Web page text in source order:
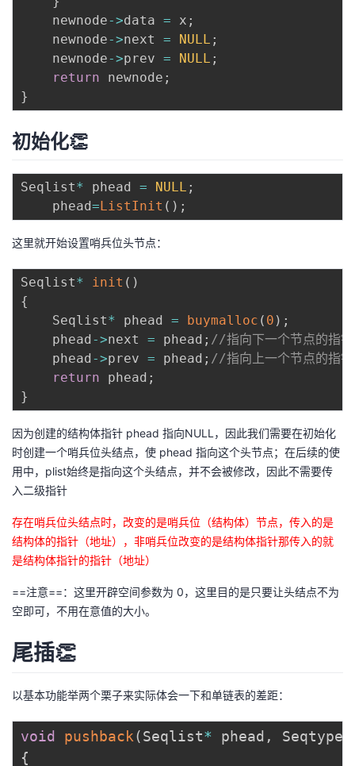
	newnode
->data = x ;
	newnode
->next = NULL ;
	newnode
->prev = NULL ;
return newnode ;
}
初始化👏
Seqlist* phead = NULL ;
	phead
= ListInit ( ) ;
这里就开始设置哨兵位头节点：
Seqlist* init ( )
{
	Seqlist
* phead = buymalloc ( 0 ) ;
	phead
->next = phead ; //指向下一个节点的指针
	phead
->prev = phead ; //指向上一个节点的指针
return phead ;
}
因为创建的结构体指针 phead 指向NULL，因此我们需要在初始化
时创建一个哨兵位头结点，使 phead 指向这个头节点；在后续的使
用中，plist始终是指向这个头结点，并不会被修改，因此不需要传
入二级指针
存在哨兵位头结点时，改变的是哨兵位（结构体）节点，传入的是
结构体的指针（地址），非哨兵位改变的是结构体指针那传入的就
是结构体指针的指针（地址）
==注意==：这里开辟空间参数为 0，这里目的是只要让头结点不为
空即可，不用在意值的大小。
尾插👏
以基本功能举两个栗子来实际体会一下和单链表的差距：
void pushback(Seqlist* phead ,
Seqtype
{